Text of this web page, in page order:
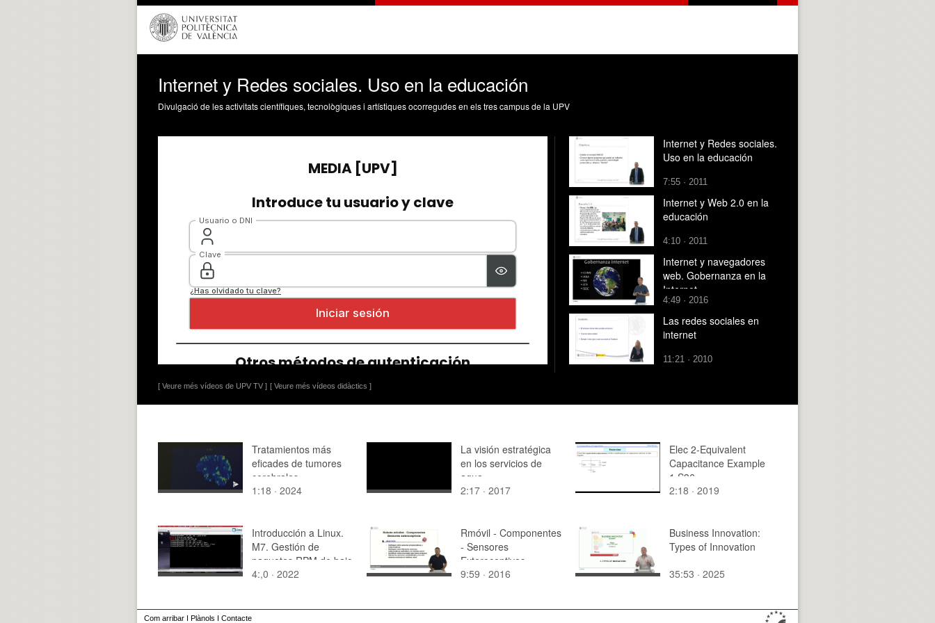
Internet y Redes sociales. Uso en la educación
Divulgació de les activitats científiques, tecnològiques i artístiques ocorregudes en els tres campus de la UPV
[ Veure més vídeos de UPV TV ] [ Veure més vídeos didàctics ]
Internet y Redes sociales.
Uso en la educación
7:55 · 2011
Internet y Web 2.0 en la
educación
4:10 · 2011
Internet y navegadores
web. Gobernanza en la
Internet
4:49 · 2016
Las redes sociales en
internet
11:21 · 2010
Tratamientos más
eficades de tumores
cerebrales
1:18 · 2024
La visión estratégica
en los servicios de
agua
2:17 · 2017
Elec 2-Equivalent
Capacitance Example
1 S36
2:18 · 2019
Introducción a Linux.
M7. Gestión de
paquetes RPM de bajo
nivel con rpm
4:,0 · 2022
Rmóvil - Componentes
- Sensores
Exteroceptivos
9:59 · 2016
Business Innovation:
Types of Innovation
35:53 · 2025
Com arribar I Plànols I Contacte